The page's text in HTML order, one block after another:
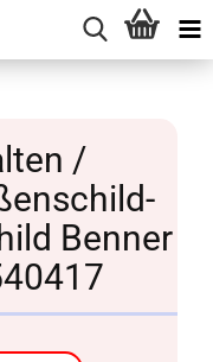
/
Benner